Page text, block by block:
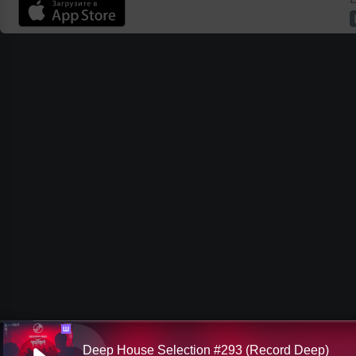
Ш
Deep House Selection #293 (Record Deep)